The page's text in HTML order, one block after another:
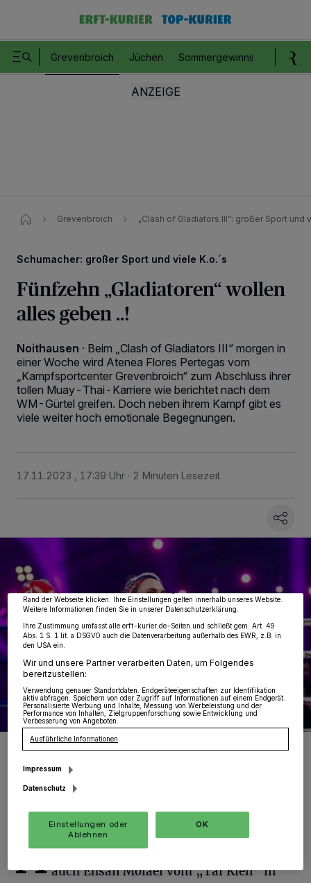
Grevenbroich Jüchen Sommergewinnspiel
Grevenbroich „Clash of Gladiators III“: großer Sport und
Schumacher: großer Sport und viele K.o.´s
Fünfzehn „Gladiatoren“ wollen
alles geben ..!
Noithausen · Beim „Clash of Gladiators III“ morgen in
einer Woche wird Atenea Flores Pertegas vom
„Kampfsportcenter Grevenbroich“ zum Abschluss ihrer
tollen Muay-Thai-Karriere wie berichtet nach dem
WM-Gürtel greifen. Doch neben ihrem Kampf gibt es
viele weiter hoch emotionale Begegnungen.
17.11.2023 , 17:39 Uhr 2 Minuten Lesezeit
Atenea Flores
A uf der „Fight-Card“ steht zum Beispiel
auch Ehsan Molaei vom „Tai Kien“ in
-Partner speichern und greifen auf personenbezogene Daten
von OK aktivieren Sie Tracking-Technologien für die unter „Wir und unsere
Partner verarbeiten Daten, um Ihnen Dienste bereitzustellen“ aufgeführten
möglicherweise nicht mehr so relevant für Sie. Sie können dieses Menü jederzeit
wieder aufrufen, um Ihre Einstellungen zu ändern oder Ihre Einwilligung zu
widerrufen, indem Sie auf den Link Einstellungen oder Ablehnen am unteren
Rand der Webseite klicken. Ihre Einstellungen gelten innerhalb unseres Website.
Weitere Informationen finden Sie in unserer Datenschutzerklärung.
Ihre Zustimmung umfasst alle erft-kurier.de-Seiten und schließt gem. Art. 49
Abs. 1 S. 1 lit. a DSGVO auch die Datenverarbeitung außerhalb des EWR, z.B. in
den USA ein.
Wir und unsere Partner verarbeiten Daten, um Folgendes
bereitzustellen:
Verwendung genauer Standortdaten. Endgeräteeigenschaften zur Identifikation
aktiv abfragen. Speichern von oder Zugriff auf Informationen auf einem Endgerät.
Personalisierte Werbung und Inhalte, Messung von Werbeleistung und der
Performance von Inhalten, Zielgruppenforschung sowie Entwicklung und
Verbesserung von Angeboten.
Ausführliche Informationen
Impressum
Datenschutz
Einstellungen oder
Ablehnen
OK